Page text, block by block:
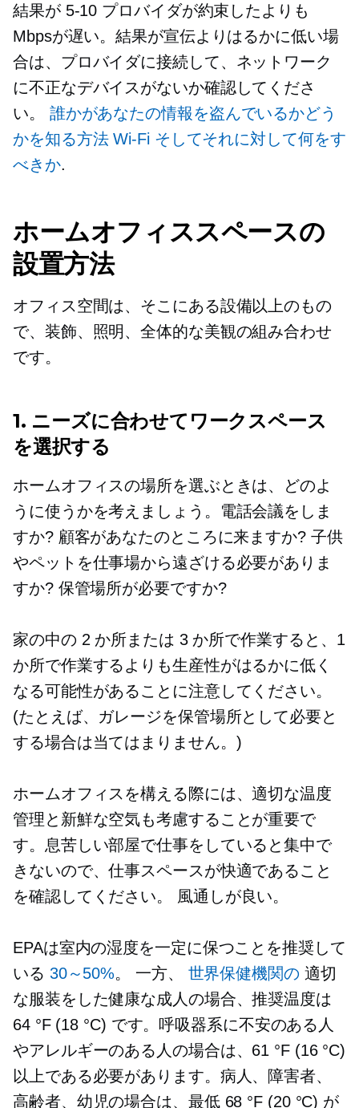
結果が 5-10 プロバイダが約束したよりも
Mbpsが遅い。結果が宣伝よりはるかに低い場
合は、プロバイダに接続して、ネットワーク
に不正なデバイスがないか確認してくださ
い。 誰かがあなたの情報を盗んでいるかどう
かを知る方法Wi-Fiそしてそれに対して何をす
べきか.
ホームオフィススペースの
設置方法
オフィス空間は、そこにある設備以上のもの
で、装飾、照明、全体的な美観の組み合わせ
です。
1. ニーズに合わせてワークスペース
を選択する
ホームオフィスの場所を選ぶときは、どのよ
うに使うかを考えましょう。電話会議をしま
すか? 顧客があなたのところに来ますか? 子供
やペットを仕事場から遠ざける必要がありま
すか? 保管場所が必要ですか?
家の中の 2 か所または 3 か所で作業すると、1
か所で作業するよりも生産性がはるかに低く
なる可能性があることに注意してください。
(たとえば、ガレージを保管場所として必要と
する場合は当てはまりません。)
ホームオフィスを構える際には、適切な温度
管理と新鮮な空気も考慮することが重要で
す。息苦しい部屋で仕事をしていると集中で
きないので、仕事スペースが快適であること
を確認してください。 風通しが良い。
EPAは室内の湿度を一定に保つことを推奨して
いる 30～50%。 一方、 世界保健機関の 適切
な服装をした健康な成人の場合、推奨温度は
64 °F (18 °C) です。呼吸器系に不安のある人
やアレルギーのある人の場合は、61 °F (16 °C)
以上である必要があります。病人、障害者、
高齢者、幼児の場合は、最低 68 °F (20 °C) が